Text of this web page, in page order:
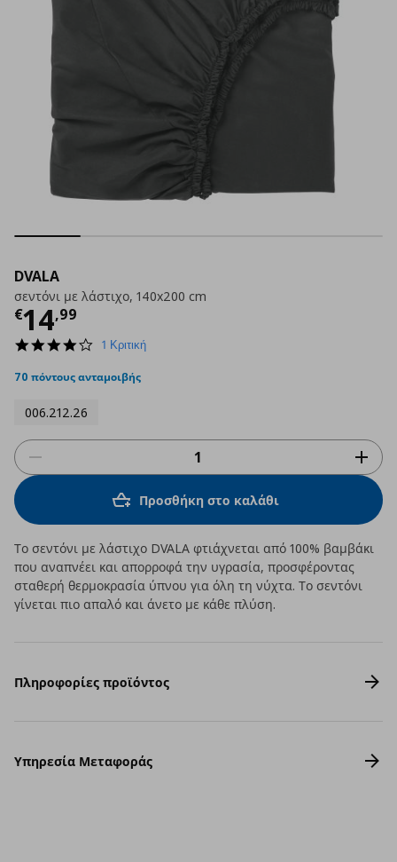
DVALA
σεντόνι με λάστιχο, 140x200 cm
€14,99
Τρέχουσα τιμή
4.0
rating
1 Κριτική
70 πόντους ανταμοιβής
006.212.26
Προσθήκη στο καλάθι
Το σεντόνι με λάστιχο DVALA φτιάχνεται από 100% βαμβάκι
που αναπνέει και απορροφά την υγρασία, προσφέροντας
σταθερή θερμοκρασία ύπνου για όλη τη νύχτα. Το σεντόνι
γίνεται πιο απαλό και άνετο με κάθε πλύση.
Πληροφορίες προϊόντος
Υπηρεσία Μεταφοράς